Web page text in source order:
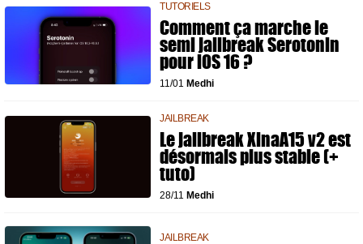
TUTORIELS
Comment ça marche le
semi jailbreak Serotonin
pour iOS 16 ?
11/01 Medhi
JAILBREAK
Le jailbreak XinaA15 v2 est
désormais plus stable (+
tuto)
28/11 Medhi
JAILBREAK